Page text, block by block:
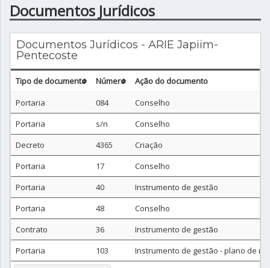
Documentos Jurídicos
Documentos Jurídicos - ARIE Japiim-
Pentecoste
Tipo de documento Número
Ação do documento
Portaria
084
Conselho
Portaria
s/n
Conselho
Decreto
4365
Criação
Portaria
17
Conselho
Portaria
40
Instrumento de gestão
Portaria
48
Conselho
Contrato
36
Instrumento de gestão
Portaria
103 Instrumento de gestão - plano de